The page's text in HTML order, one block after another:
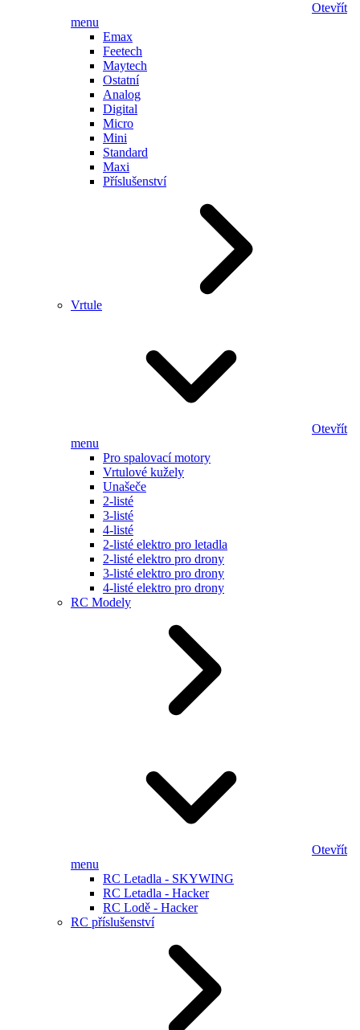
Otevřít
menu
Emax
Feetech
Maytech
Ostatní
Analog
Digital
Micro
Mini
Standard
Maxi
Příslušenství
Vrtule
Otevřít
menu
Pro spalovací motory
Vrtulové kužely
Unašeče
2-listé
3-listé
4-listé
2-listé elektro pro letadla
2-listé elektro pro drony
3-listé elektro pro drony
4-listé elektro pro drony
RC Modely
Otevřít
menu
RC Letadla - SKYWING
RC Letadla - Hacker
RC Lodě - Hacker
RC příslušenství